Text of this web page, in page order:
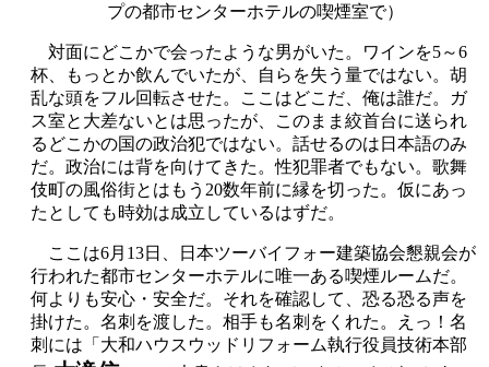
プの都市センターホテルの喫煙室で）
対面にどこかで会ったような男がいた。ワインを5～6
杯、もっとか飲んでいたが、自らを失う量ではない。胡
乱な頭をフル回転させた。ここはどこだ、俺は誰だ。ガ
ス室と大差ないとは思ったが、このまま絞首台に送られ
るどこかの国の政治犯ではない。話せるのは日本語のみ
だ。政治には背を向けてきた。性犯罪者でもない。歌舞
伎町の風俗街とはもう20数年前に縁を切った。仮にあっ
たとしても時効は成立しているはずだ。
ここは6月13日、日本ツーバイフォー建築協会懇親会が
行われた都市センターホテルに唯一ある喫煙ルームだ。
何よりも安心・安全だ。それを確認して、恐る恐る声を
掛けた。名刺を渡した。相手も名刺をくれた。えっ！名
刺には「大和ハウスウッドリフォーム執行役員技術本部